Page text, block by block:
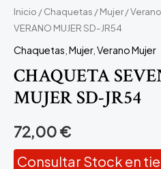
Inicio /Chaquetas /Mujer/
VERANO MUJER SD-JR54
Chaquetas Mujer, Verano Mujer
CHAQUETA
MUJER SD-JR54
72,00€
Consultar Stock en